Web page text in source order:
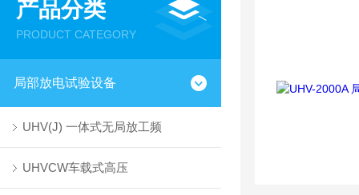
产品分类
PRODUCT CATEGORY
局部放电试验设备
UHV(J) 一体式无局放工频
UHVCW车载式高压